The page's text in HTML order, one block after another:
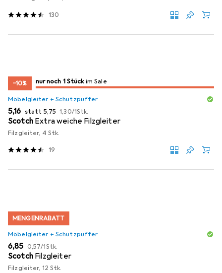
130
−10% noch 1 Stückim Sale
nur noch 1 Stück im Sale
Möbelgleiter + Schutzpuffer
EUR
5,16 statt EUR
5,75 EUR
1,30/1Stk.
Scotch Extra weiche Filzgleiter
Filzgleiter, 4 Stk.
19
MENGENRABATT
Möbelgleiter + Schutzpuffer
EUR
6,85 EUR
0,57/1Stk.
Scotch Filzgleiter
Filzgleiter, 12 Stk.